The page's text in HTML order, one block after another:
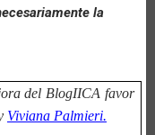
la
del BlogIICA favor
Viviana Palmieri.